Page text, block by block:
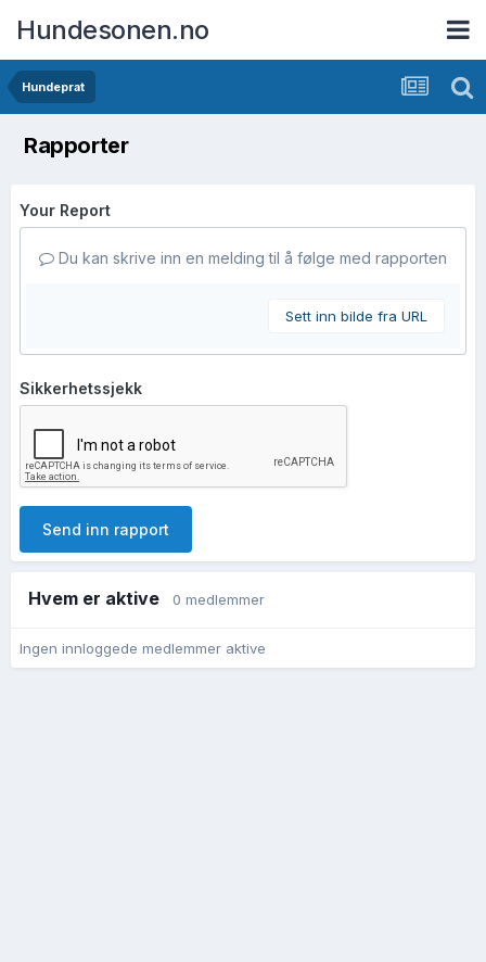
Hundesonen.no
Hundeprat
Rapporter
Your Report
Du kan skrive inn en melding til å følge med rapporten
Sett inn bilde fra URL
Sikkerhetssjekk
Send inn rapport
Hvem er aktive 0 medlemmer
Ingen innloggede medlemmer aktive